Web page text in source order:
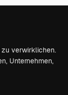
zu verwirklichen.
Unternehmen,